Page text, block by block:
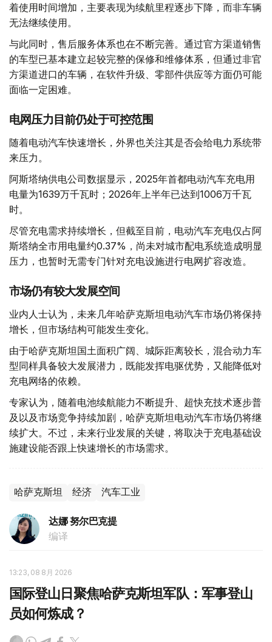
着使用时间增加，主要表现为续航里程逐步下降，而非车辆
无法继续使用。
与此同时，售后服务体系也在不断完善。通过官方渠道销售
的车型已基本建立起较完整的保修和维修体系，但通过非官
方渠道进口的车辆，在软件升级、零部件供应等方面仍可能
面临一定困难。
电网压力目前仍处于可控范围
随着电动汽车快速增长，外界也关注其是否会给电力系统带
来压力。
阿斯塔纳供电公司数据显示，2025年首都电动汽车充电用
电量为1639万千瓦时；2026年上半年已达到1006万千瓦
时。
尽管充电需求持续增长，但截至目前，电动汽车充电仅占阿
斯塔纳全市用电量约0.37%，尚未对城市配电系统造成明显
压力，也暂时无需专门针对充电设施进行电网扩容改造。
市场仍有较大发展空间
业内人士认为，未来几年哈萨克斯坦电动汽车市场仍将保持
增长，但市场结构可能发生变化。
由于哈萨克斯坦国土面积广阔、城际距离较长，混合动力车
型同样具备较大发展潜力，既能发挥电驱优势，又能降低对
充电网络的依赖。
专家认为，随着电池续航能力不断提升、超快充技术逐步普
及以及市场竞争持续加剧，哈萨克斯坦电动汽车市场仍将继
续扩大。不过，未来行业发展的关键，将取决于充电基础设
施建设能否跟上快速增长的市场需求。
哈萨克斯坦 经济 汽车工业
达娜 努尔巴克提
编译
13:23, 08 8月 2026
国际登山日聚焦哈萨克斯坦军队：军事登山
员如何炼成？